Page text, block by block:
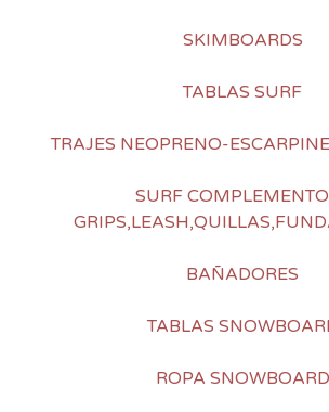
SKIMBOARDS
TABLAS SURF
TRAJES NEOPRENO-
SURF
BAÑADORES
TABLAS
ROPA SNOWBOARD